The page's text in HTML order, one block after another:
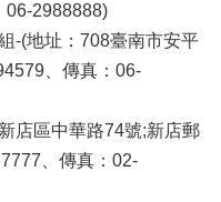
06-2988888)
-(地址：708臺南市安平
、傳真：06-
店區中華路74號;新店郵
、傳真：02-